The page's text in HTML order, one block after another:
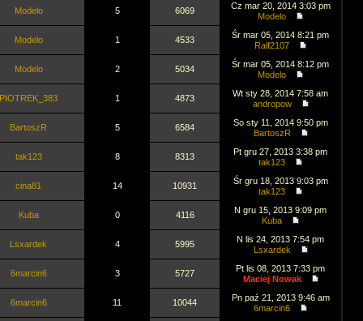
Modelo 5 6069
Cz mar 20, 2014 3:03 pm
Modelo
Modelo 1 4533
Śr mar 05, 2014 8:21 pm
Ralf2107
Modelo 2 5034
Śr mar 05, 2014 8:12 pm
Modelo
PIOTREK_383 1 4873
Wt sty 28, 2014 7:58 am
andropow
BartoszR 5 6584
So sty 11, 2014 9:50 pm
BartoszR
tak123 8 8313
Pt gru 27, 2013 3:38 pm
tak123
cina81 14 10931
Śr gru 18, 2013 9:03 pm
tak123
Kuba 0 4116
N gru 15, 2013 9:09 pm
Kuba
Lsxardek 4 5995
N lis 24, 2013 7:54 pm
Lsxardek
6marcin6 3 5727
Pt lis 08, 2013 7:33 pm
Maciej Nowak
6marcin6 11 10044
Pn paź 21, 2013 9:46 am
6marcin6